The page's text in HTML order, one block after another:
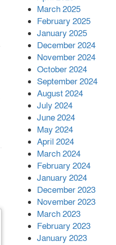
এক
হবে
মাঝে
জেরী
March 2025
February 2025
January 2025
December 2024
November 2024
October 2024
September 2024
August 2024
July 2024
June 2024
May 2024
April 2024
March 2024
February 2024
January 2024
December 2023
November 2023
March 2023
February 2023
January 2023